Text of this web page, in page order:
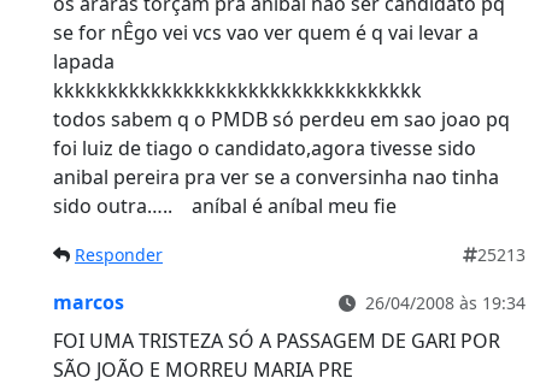
se for nÊgo vei vcs vao ver quem é q vai levar a
lapada
kkkkkkkkkkkkkkkkkkkkkkkkkkkkkkkkkk
todos sabem q o PMDB só perdeu em sao joao pq
foi luiz de tiago o candidato,agora tivesse sido
anibal pereira pra ver se a conversinha nao tinha
sido outra….. aníbal é aníbal meu fie
Responder 25213
marcos 26/04/2008 às 19:34
FOI UMA TRISTEZA SÓ A PASSAGEM DE GARI POR
SÃO JOÃO E MORREU MARIA PRE